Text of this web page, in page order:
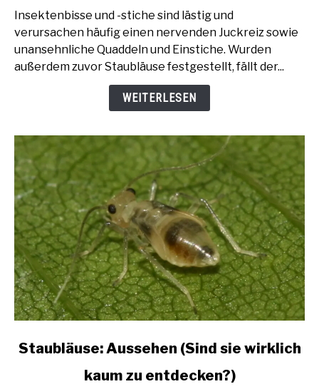
von
Staubläusen
Oder
Insektenbisse und -stiche sind lästig und
verursachen häufig einen nervenden Juckreiz sowie
unansehnliche Quaddeln und Einstiche. Wurden
außerdem zuvor Staubläuse festgestellt, fällt der...
WEITERLESEN
link
Staubläuse: Aussehen (Sind sie wirklich
kaum zu entdecken?)